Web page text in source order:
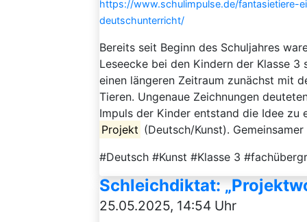
https://www.schulimpulse.de/
deutschunterricht/
Bereits seit Beginn des Schuljahres
Leseecke bei den Kindern der Klasse
einen längeren Zeitraum zunächst mit
Tieren. Ungenaue Zeichnungen
Impuls der Kinder entstand die Idee zu
Projekt (Deutsch/Kunst).
#Deutsch #Kunst #Klasse 3
Schleichdiktat:
25.05.2025, 14:54 Uhr